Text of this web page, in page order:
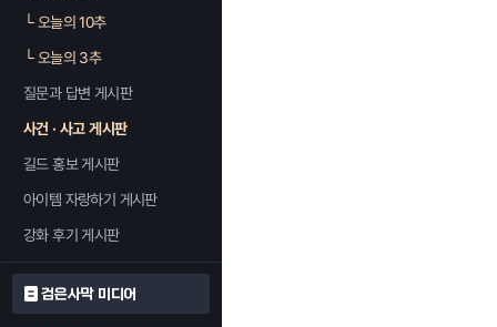
└오늘의 10추
└오늘의 3추
질문과 답변 게시판
사건 · 사고 게시판
길드 홍보 게시판
아이템 자랑하기 게시판
강화 후기 게시판
검은사막 미디어